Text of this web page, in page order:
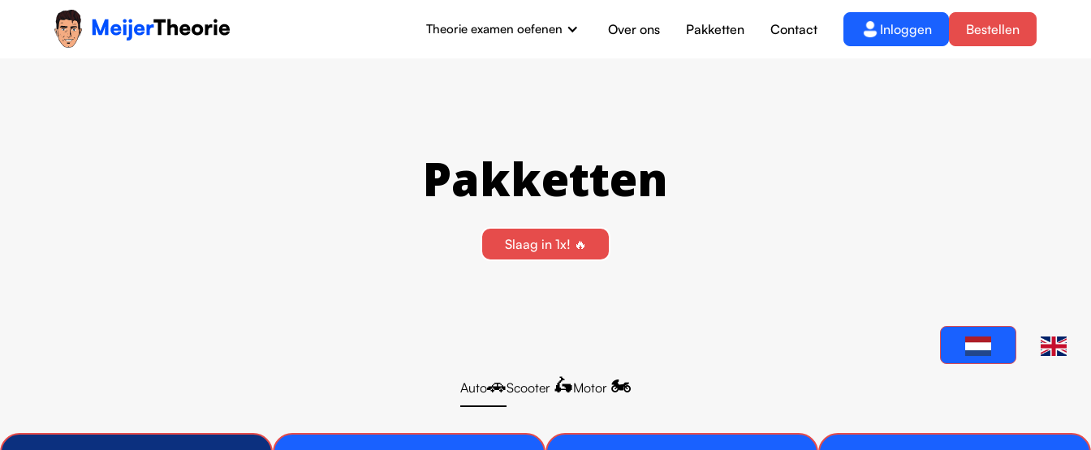
Theorie examen oefenen Over ons Pakketten Contact Inloggen Bestellen
Pakketten
Slaag in 1x! 🔥
Auto🚗Scooter 🛵Motor 🏍️